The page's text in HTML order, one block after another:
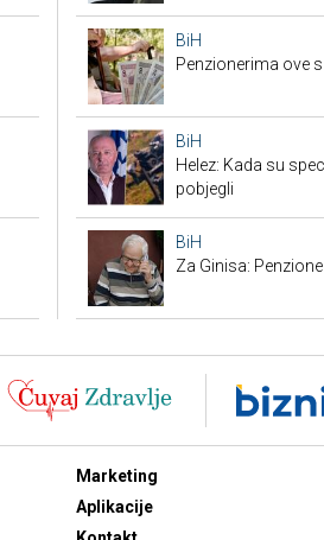
BiH
Penzionerima ove
BiH
Helez: Kada su
pobjegli
BiH
Za Ginisa:
Marketing
Aplikacije